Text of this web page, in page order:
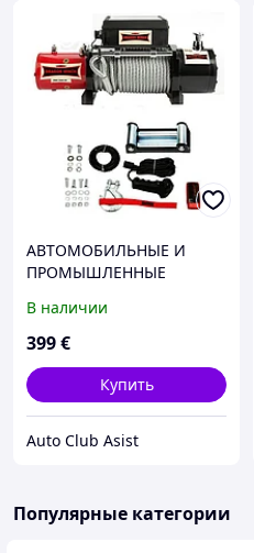
АВТОМОБИЛЬНЫЕ И
ПРОМЫШЛЕННЫЕ
В наличии
399€
Купить
Auto Club Asist
Популярные категории